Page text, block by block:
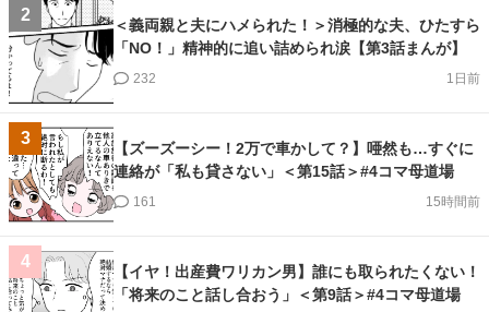
2
＜義両親と夫にハメられた！＞消極的な夫、ひたすら
「NO！」精神的に追い詰められ涙【第3話まんが】
1日前
232
3
【ズーズーシー！2万で車かして？】唖然も…すぐに
連絡が「私も貸さない」＜第15話＞#4コマ母道場
15時間前
161
4
【イヤ！出産費ワリカン男】誰にも取られたくない！
「将来のこと話し合おう」＜第9話＞#4コマ母道場